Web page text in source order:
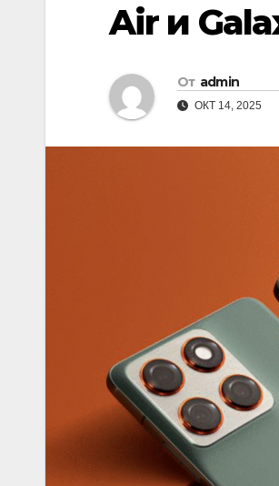
Air и
От admin
ОКТ 14, 2025